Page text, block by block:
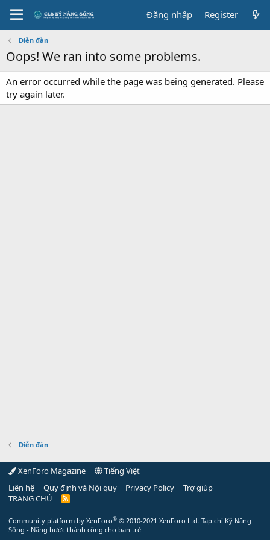
Đăng nhập Register
Diễn đàn
Oops! We ran into some problems.
An error occurred while the page was being generated. Please
try again later.
Diễn đàn
XenForo Magazine
Tiếng Việt
Liên hệ
Quy định và Nội quy Privacy Policy
Trợ giúp
TRANG CHỦ
R
Community platform by XenForo® © 2010-2021 XenForo Ltd. Tạp chí Kỹ Năng
Sống - Nâng bước thành công cho bạn trẻ.